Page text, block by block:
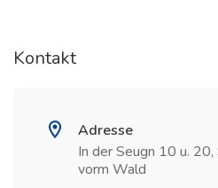
Kontakt
Adresse
In der Seugn 10 u.
vorm Wald